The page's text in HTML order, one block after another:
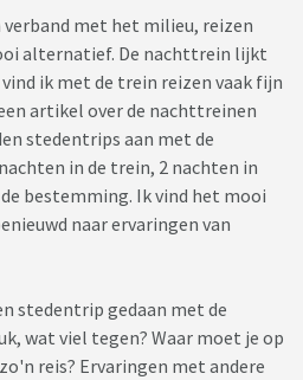
met het milieu, reizen
alternatief. De nachttrein lijkt
ik met de trein reizen vaak fijn
artikel over de nachttreinen
stedentrips aan met de
in de trein, 2 nachten in
bestemming. Ik vind het mooi
naar ervaringen van
stedentrip gedaan met de
wat viel tegen? Waar moet je op
reis? Ervaringen met andere